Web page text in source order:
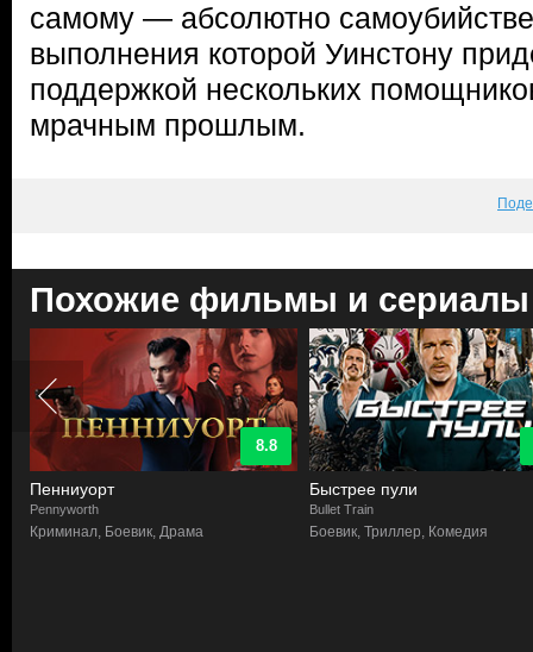
самому — абсолютно
выполнения которой Уинстону
поддержкой нескольких
мрачным прошлым.
Похожие фильмы и сериалы
8.8
Пенниуорт
Pennyworth
Криминал, Боевик, Драма
Быстрее пули
Bullet Train
Боевик, Триллер, Комедия